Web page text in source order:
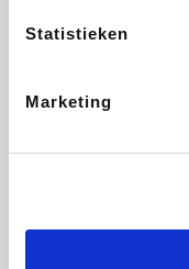
Statistieken
Marketing
CheapTickets.be